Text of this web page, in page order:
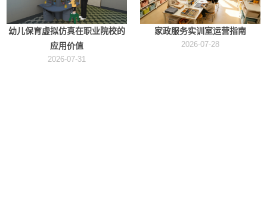
幼儿保育虚拟仿真在职业院校的
应用价值
2026-07-31
家政服务实训室运营指南
2026-07-28